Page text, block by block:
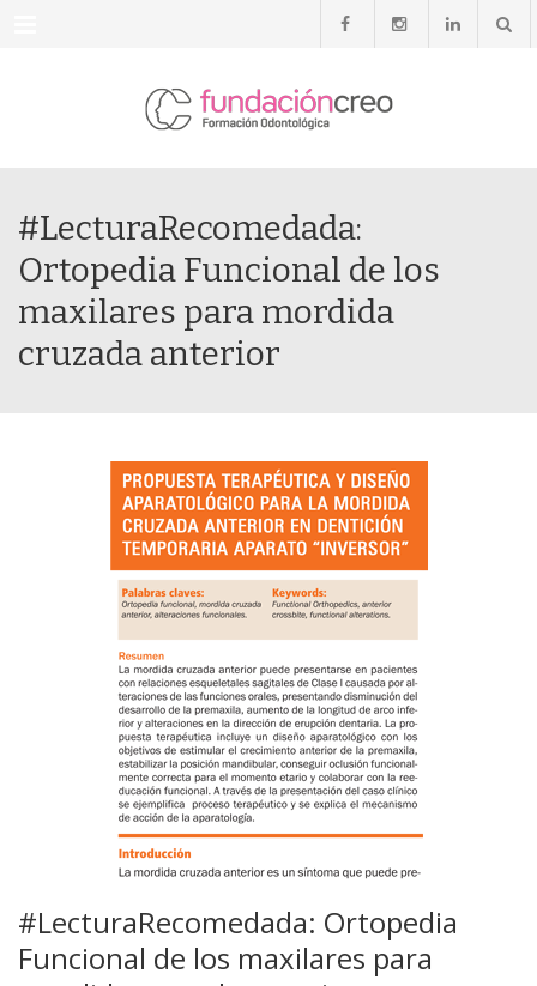
#LecturaRecomedada:
Ortopedia Funcional de los
maxilares para mordida
cruzada anterior
#LecturaRecomedada: Ortopedia
Funcional de los maxilares para